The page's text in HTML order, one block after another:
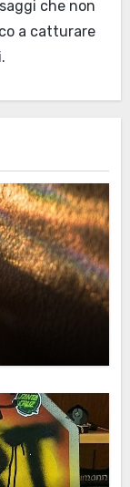
che non
a catturare